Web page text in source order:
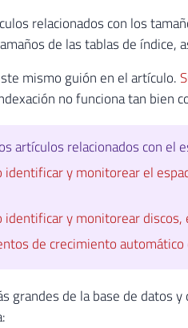
relacionados con los
de las tablas de índice,
mismo guión en el artículo.
no funciona tan bien
artículos relacionados con el
identificar y monitorear el
identificar y monitorear
de crecimiento automático
grandes de la base de